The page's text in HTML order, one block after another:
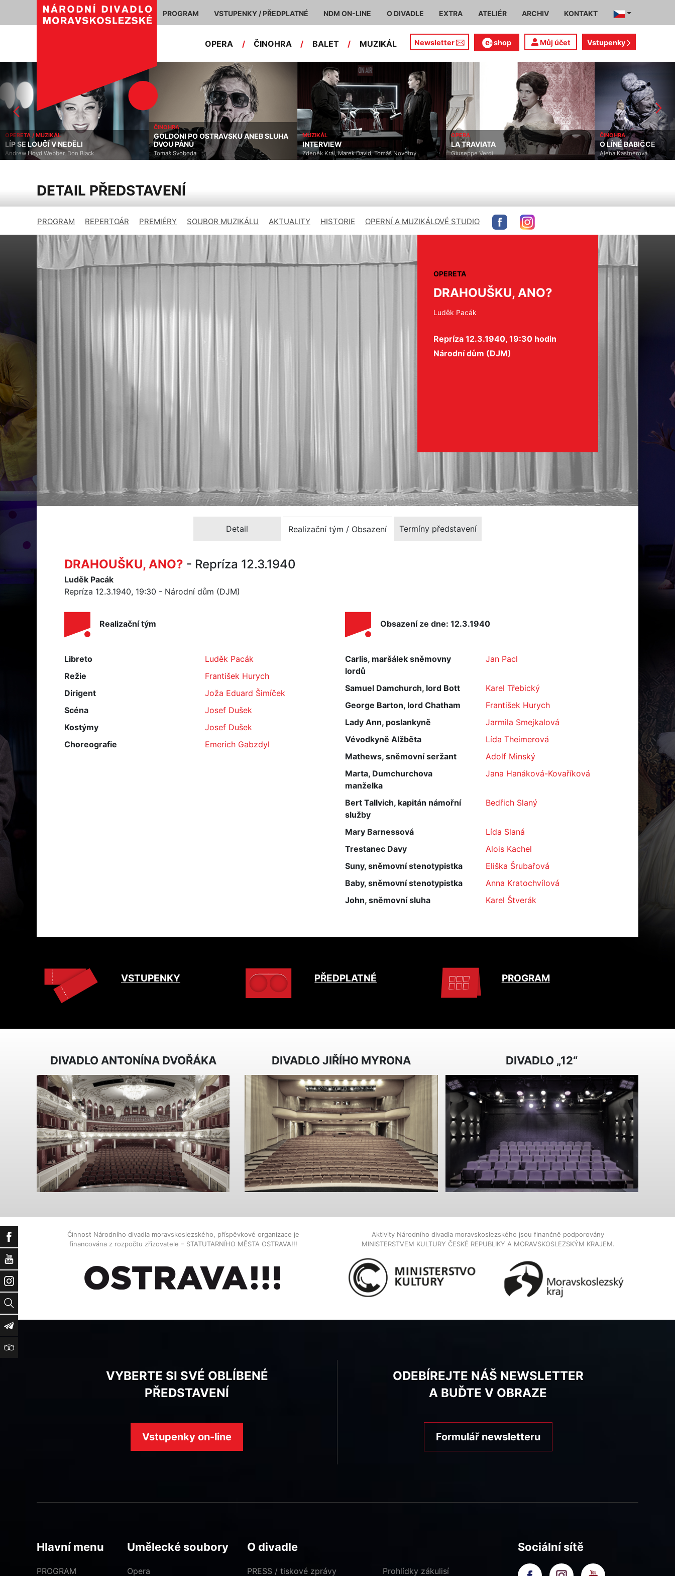
Facebook
YouTube
Instagram
Vyhledat
Newsletter
TripAdvisor
PROGRAM VSTUPENKY / PŘEDPLATNÉ NDM ON-LINE O DIVADLE EXTRA ATELIÉR ARCHIV KONTAKT
OPERA / ČINOHRA / BALET / MUZIKÁL Newsletter shop Můj účet Vstupenky
OPERETA / MUZIKÁL
LÍP SE LOUČÍ V NEDĚLI
Andrew Lloyd Webber, Don Black
ČINOHRA
GOLDONI PO OSTRAVSKU ANEB SLUHA
DVOU PÁNŮ
Tomáš Svoboda
MUZIKÁL
INTERVIEW
Zdeněk Král, Marek David, Tomáš Novotný
OPERA
LA TRAVIATA
Giuseppe Verdi
ČINOHRA
O LÍNÉ BABIČCE
Alena Kastnerová
DETAIL PŘEDSTAVENÍ
PROGRAM REPERTOÁR PREMIÉRY SOUBOR MUZIKÁLU AKTUALITY HISTORIE OPERNÍ A MUZIKÁLOVÉ STUDIO
OPERETA
DRAHOUŠKU, ANO?
Luděk Pacák
Repríza 12.3.1940, 19:30 hodin
Národní dům (DJM)
Detail Realizační tým / Obsazení Termíny představení
DRAHOUŠKU, ANO? - Repríza 12.3.1940
Luděk Pacák
Repríza 12.3.1940, 19:30 - Národní dům (DJM)
Realizační tým
Libreto
Luděk Pacák
Režie
František Hurych
Dirigent
Joža Eduard Šimíček
Scéna
Josef Dušek
Kostýmy
Josef Dušek
Choreografie
Emerich Gabzdyl
Obsazení ze dne: 12.3.1940
Carlis, maršálek sněmovny
lordů
Jan Pacl
Samuel Damchurch, lord Bott
Karel Třebický
George Barton, lord Chatham
František Hurych
Lady Ann, poslankyně
Jarmila Smejkalová
Vévodkyně Alžběta
Lída Theimerová
Mathews, sněmovní seržant
Adolf Minský
Marta, Dumchurchova
manželka
Jana Hanáková-Kovaříková
Bert Tallvich, kapitán námořní
služby
Bedřich Slaný
Mary Barnessová
Lída Slaná
Trestanec Davy
Alois Kachel
Suny, sněmovní stenotypistka
Eliška Šrubařová
Baby, sněmovní stenotypistka
Anna Kratochvílová
John, sněmovní sluha
Karel Štverák
VSTUPENKY PŘEDPLATNÉ PROGRAM
DIVADLO ANTONÍNA DVOŘÁKA DIVADLO JIŘÍHO MYRONA DIVADLO „12“
Činnost Národního divadla moravskoslezského, příspěvkové organizace je
financována z rozpočtu zřizovatele – STATUTARNÍHO MĚSTA OSTRAVA!!!
Aktivity Národního divadla moravskoslezského jsou finančně podporovány
MINISTERSTVEM KULTURY ČESKÉ REPUBLIKY A MORAVSKOSLEZSKÝM KRAJEM.
VYBERTE SI SVÉ OBLÍBENÉ
PŘEDSTAVENÍ
Vstupenky on-line
ODEBÍREJTE NÁŠ NEWSLETTER
A BUĎTE V OBRAZE
Formulář newsletteru
Hlavní menu
PROGRAM
Umělecké soubory
Opera
O divadle
PRESS / tiskové zprávy Prohlídky zákulisí
Sociální sítě